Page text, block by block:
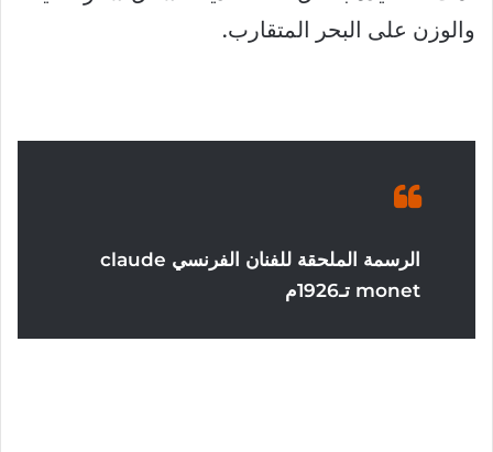
والوزن على البحر المتقارب.
الرسمة الملحقة للفنان الفرنسي claude
monet تـ1926م